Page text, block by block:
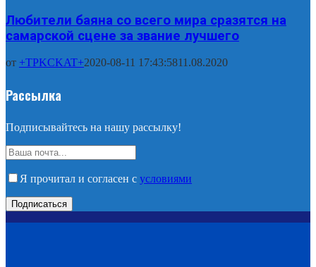
Любители баяна со всего мира сразятся на
самарской сцене за звание лучшего
от +TPKCKAT+2020-08-11 17:43:5811.08.2020
Рассылка
Подписывайтесь на нашу рассылку!
Я прочитал и согласен с условиями